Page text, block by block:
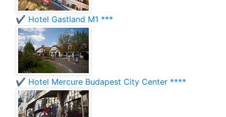
✔️ Hotel Gastland M1 ***
✔️ Hotel Mercure Budapest City Center ****